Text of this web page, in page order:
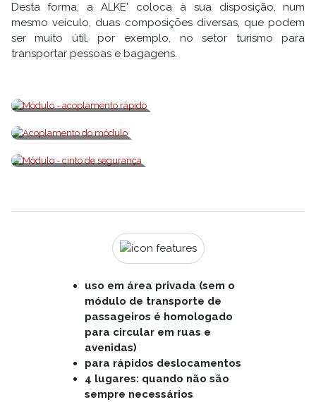
Desta forma, a ALKE' coloca à sua disposição, num
mesmo veículo, duas composições diversas, que podem
ser muito útil, por exemplo, no setor turismo para
transportar pessoas e bagagens.
Módulo - acoplamento rápido
Acoplamento do módulo
uso em área privada (sem o
módulo de transporte de
passageiros é homologado
para circular em ruas e
avenidas)
para rápidos deslocamentos
4 lugares: quando não são
sempre necessários